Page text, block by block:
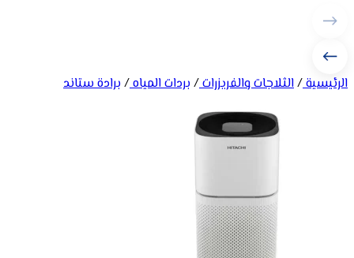
الرئيسية/الثلاجات والفريزرات/ بردات المياه/ برادة ستاند